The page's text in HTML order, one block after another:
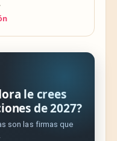
·
le crees
de 2027?
son las firmas que